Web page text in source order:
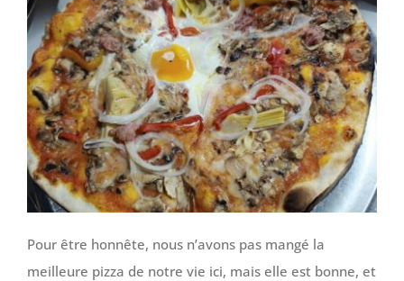
Pour être honnête, nous n’avons pas mangé la
meilleure pizza de notre vie ici, mais elle est bonne, et